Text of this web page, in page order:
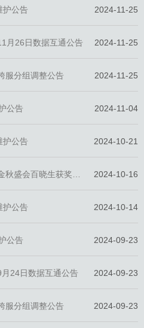
护公告 2024-11-25
月26日数据互通公告 2024-11-25
服分组调整公告 2024-11-25
公告 2024-11-04
护公告 2024-10-21
2024-10-16
护公告 2024-10-14
公告 2024-09-23
月24日数据互通公告 2024-09-23
服分组调整公告 2024-09-23